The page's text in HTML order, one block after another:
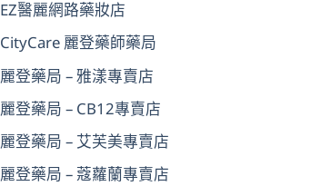
EZ醫麗網路藥妝店
CityCare 麗登藥師藥局
麗登藥局 – 雅漾專賣店
麗登藥局 – CB12專賣店
麗登藥局 – 艾芙美專賣店
麗登藥局 – 蔻蘿蘭專賣店